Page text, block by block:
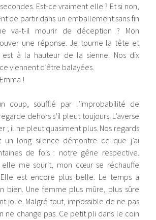
Est-ce vraiment elle ? Et si non,
de partir dans un emballement sans fin
va-t-il mourir de déception ? Mon
une réponse. Je tourne la tête et
est à la hauteur de la sienne. Nos dix
viennent d’être balayées.
!
coup, soufflé par l’improbabilité de
dehors s’il pleut toujours. L’averse
; il ne pleut quasiment plus. Nos regards
un long silence démontre ce que j’ai
de fois : notre gêne respective.
elle me sourit, mon cœur se réchauffe
Elle est encore plus belle. Le temps a
bien. Une femme plus mûre, plus sûre
jolie. Malgré tout, impossible de ne pas
ne change pas. Ce petit pli dans le coin